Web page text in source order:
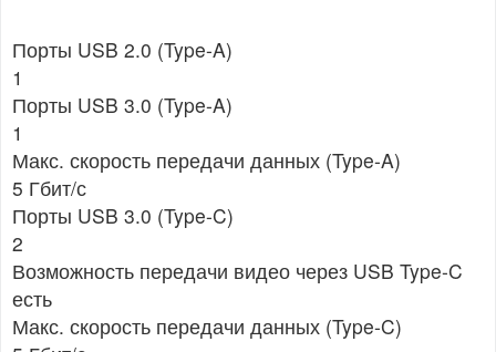
Порты USB 2.0 (Type-A)
1
Порты USB 3.0 (Type-A)
1
Макс. скорость передачи данных (Type-A)
5 Гбит/с
Порты USB 3.0 (Type-C)
2
Возможность передачи видео через USB Type-C
есть
Макс. скорость передачи данных (Type-C)